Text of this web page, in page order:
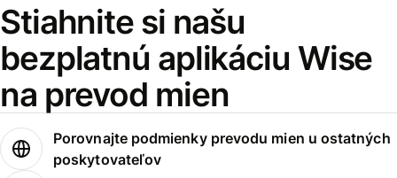
Stiahnite si našu
bezplatnú aplikáciu Wise
na prevod mien
Porovnajte podmienky prevodu mien u ostatných
poskytovateľov